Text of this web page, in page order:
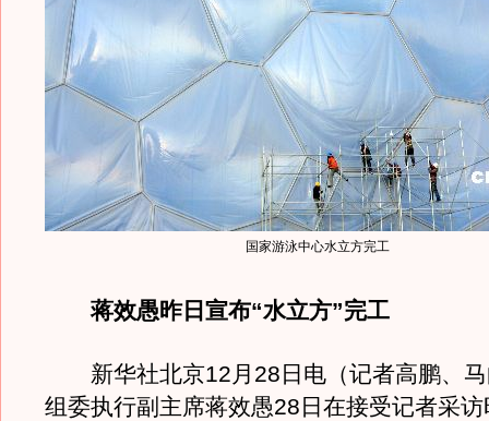
国家游泳中心水立方完工
蒋效愚昨日宣布“水立方”完工
新华社北京12月28日电（记者高鹏、马
组委执行副主席蒋效愚28日在接受记者采